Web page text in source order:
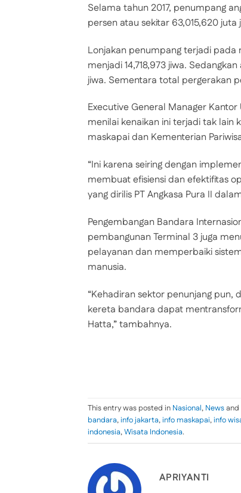
Selama tahun 2017, penumpang
persen atau sekitar 63,015,620
Lonjakan penumpang terjadi pada
menjadi 14,718,973 jiwa.
jiwa. Sementara total pergerakan
Executive General Manager
menilai kenaikan ini terjadi tak lain
maskapai dan Kementerian
“Ini karena seiring dengan
membuat efisiensi dan efektifitas
yang dirilis PT Angkasa Pura II
Pengembangan Bandara
pembangunan Terminal 3 juga
pelayanan dan memperbaiki
manusia.
“Kehadiran sektor penunjang
kereta bandara dapat
Hatta,” tambahnya.
This entry was posted in Nasional, Newsand
bandara,info jakarta,info maskapai,info
indonesia,Wisata Indonesia.
APRIYANTI